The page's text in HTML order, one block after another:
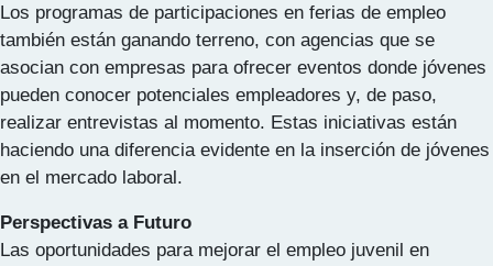
Los programas de participaciones en ferias de empleo
también están ganando terreno, con agencias que se
asocian con empresas para ofrecer eventos donde jóvenes
pueden conocer potenciales empleadores y, de paso,
realizar entrevistas al momento. Estas iniciativas están
haciendo una diferencia evidente en la inserción de jóvenes
en el mercado laboral.
Perspectivas a Futuro
Las oportunidades para mejorar el empleo juvenil en